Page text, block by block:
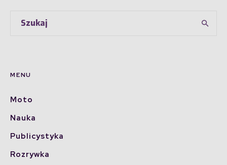
MENU
Moto
Nauka
Publicystyka
Rozrywka